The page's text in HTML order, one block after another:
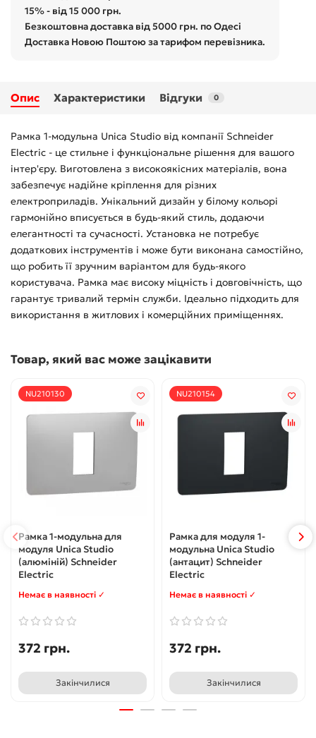
15% - від 15 000 грн.
Безкоштовна доставка від 5000 грн. по Одесі
Доставка Новою Поштою за тарифом перевізника.
Опис Характеристики Відгуки 0
Рамка 1-модульна Unica Studio від компанії Schneider
Electric - це стильне і функціональне рішення для вашого
інтер'єру. Виготовлена з високоякісних матеріалів, вона
забезпечує надійне кріплення для різних
електроприладів. Унікальний дизайн у білому кольорі
гармонійно вписується в будь-який стиль, додаючи
елегантності та сучасності. Установка не потребує
додаткових інструментів і може бути виконана самостійно,
що робить її зручним варіантом для будь-якого
користувача. Рамка має високу міцність і довговічність, що
гарантує тривалий термін служби. Ідеально підходить для
використання в житлових і комерційних приміщеннях.
Товар, який вас може зацікавити
NU210130
Рамка 1-модульна для
модуля Unica Studio
(алюміній) Schneider
Electric
Немає в наявності ✓
372 грн.
Закінчилися
NU210154
Рамка для модуля 1-
модульна Unica Studio
(антацит) Schneider
Electric
Немає в наявності ✓
372 грн.
Закінчилися